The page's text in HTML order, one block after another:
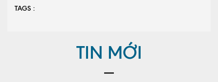
TAGS :
TIN MỚI